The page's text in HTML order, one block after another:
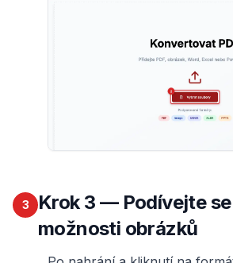
3 Krok 3 — Podívejte
možnosti obrázků